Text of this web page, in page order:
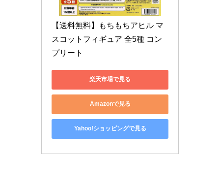
【送料無料】もちもちアヒル マ
スコットフィギュア 全5種 コン
プリート
楽天市場で見る
Amazonで見る
Yahoo!ショッピングで見る